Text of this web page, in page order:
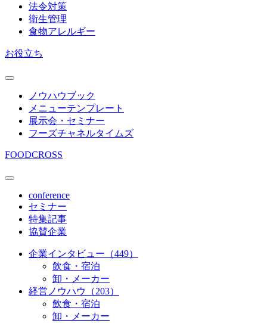
法令対策
衛生管理
食物アレルギー
お役立ち
ノウハウブック
メニューテンプレート
展示会・セミナー
フーズチャネルタイムズ
FOODCROSS
conference
セミナー
特集記事
協賛企業
企業インタビュー（449）
飲食・宿泊
卸・メーカー
経営ノウハウ（203）
飲食・宿泊
卸・メーカー